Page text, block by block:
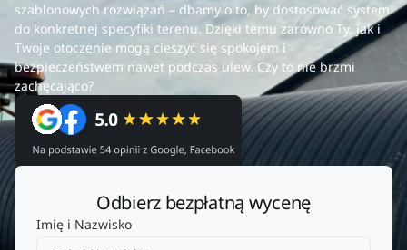
szablonowych rozwiązań – dbamy o to, by dostosować system
do konkretnej specyfiki terenu. Dzięki temu zarówno Ty, jak i
Twoje otoczenie mogą cieszyć się spokojem i
bezpieczeństwem nawet podczas ulew. Czy to nie brzmi
zachęcająco?
Odbierz bezpłatną wycenę
Imię i Nazwisko